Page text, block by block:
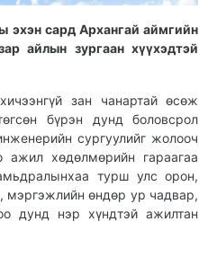
эхэн сард Архангай аймгийн
айлын зургаан хүүхэдтэй
зан чанартай өсөж
бүрэн дунд боловсрол
сургуулийг жолооч
ажил хөдөлмөрийн гараагаа
турш улс орон,
мэргэжлийн өндөр ур чадвар,
дунд нэр хүндтэй ажилтан